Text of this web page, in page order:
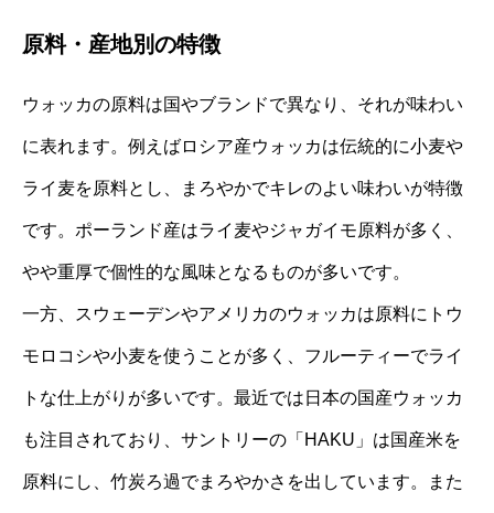
原料・産地別の特徴
ウォッカの原料は国やブランドで異なり、それが味わい
に表れます。例えばロシア産ウォッカは伝統的に小麦や
ライ麦を原料とし、まろやかでキレのよい味わいが特徴
です。ポーランド産はライ麦やジャガイモ原料が多く、
やや重厚で個性的な風味となるものが多いです。
一方、スウェーデンやアメリカのウォッカは原料にトウ
モロコシや小麦を使うことが多く、フルーティーでライ
トな仕上がりが多いです。最近では日本の国産ウォッカ
も注目されており、サントリーの「HAKU」は国産米を
原料にし、竹炭ろ過でまろやかさを出しています。また